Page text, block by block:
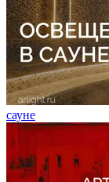
сауне